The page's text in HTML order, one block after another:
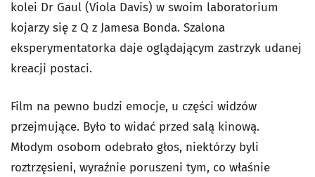
kolei Dr Gaul (Viola Davis) w swoim laboratorium
kojarzy się z Q z Jamesa Bonda. Szalona
eksperymentatorka daje oglądającym zastrzyk udanej
kreacji postaci.
Film na pewno budzi emocje, u części widzów
przejmujące. Było to widać przed salą kinową.
Młodym osobom odebrało głos, niektórzy byli
roztrzęsieni, wyraźnie poruszeni tym, co właśnie